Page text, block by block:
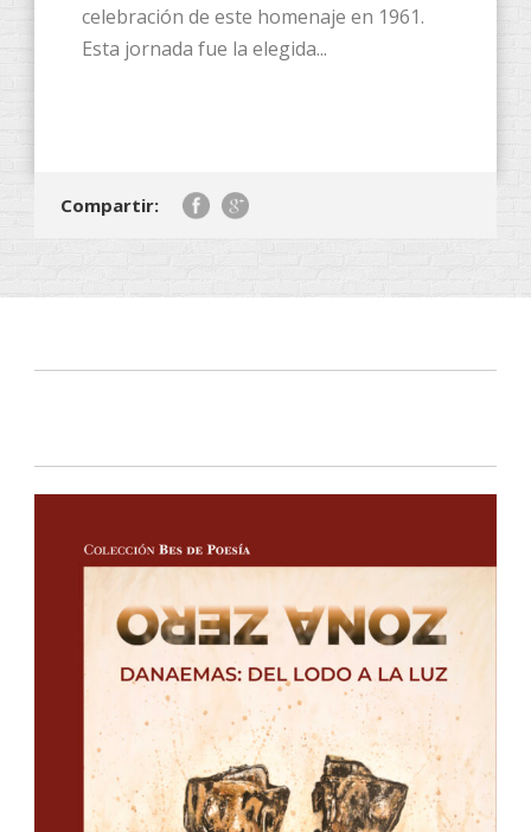
celebración de este homenaje en 1961.
Esta jornada fue la elegida...
Compartir: